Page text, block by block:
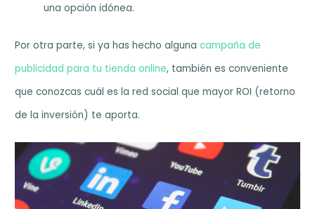
una opción idónea.
Por otra parte, si ya has hecho algunacampaña de
publicidad para tu tienda online, también es conveniente
que conozcas cuál es la red social que mayor ROI (retorno
de la inversión) te aporta.